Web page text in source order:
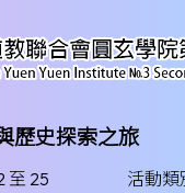
歷史探索之旅
至 25 活動類